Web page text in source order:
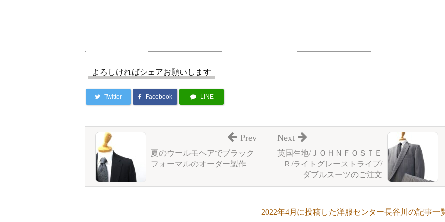
よろしければシェアお願いします
Twitter Facebook LINE
英国生地/ＪＯＨＮＦＯＳＴＥ
Ｒ/ライトグレーストライプ/
ダブルスーツのご注文
Next
夏のウールモヘアでブラック
フォーマルのオーダー製作
Prev
2022年4月に投稿した洋服センター長谷川の記事一